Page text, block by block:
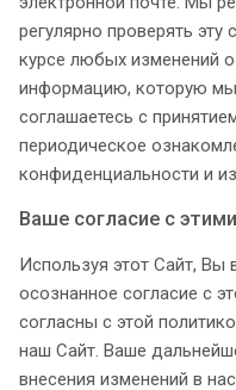
регулярно проверять
курсе любых изменений
информацию, которую
соглашаетесь с
периодическое
конфиденциальности и
Ваше согласие с
Используя этот Сайт, Вы
осознанное согласие с
согласны с этой
наш Сайт. Ваше
внесения изменений в